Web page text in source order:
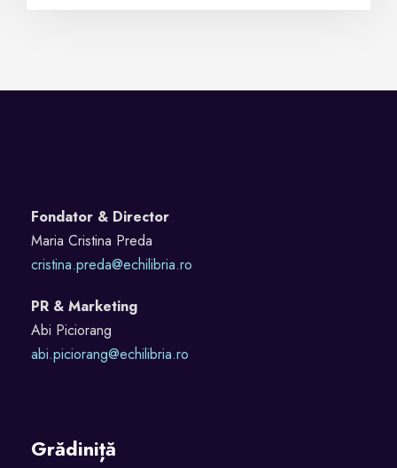
Fondator & Director
Maria Cristina Preda
cristina.preda@echilibria.ro
PR & Marketing
Abi Piciorang
abi.piciorang@echilibria.ro
Grădiniță